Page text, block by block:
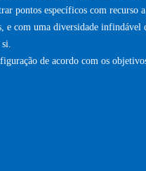
pontos específicos com recurso
e com uma diversidade infindável
si.
de acordo com os